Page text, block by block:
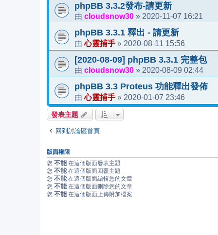
phpBB 3.3.2發布-請更新
由 cloudsnow30 » 2020-11-07 16:21
phpBB 3.3.1 釋出 - 請更新
由心靈捕手 » 2020-08-11 15:56
[2020-08-09] phpBB 3.3.1 完整包
由 cloudsnow30 » 2020-08-09 02:44
phpBB 3.3 Proteus 功能釋出發佈
由心靈捕手 » 2020-01-07 23:46
發表主題
回到討論區首頁
版面權限
您 不能 在這個版面發表主題
您 不能 在這個版面回覆主題
您 不能 在這個版面編輯您的文章
您 不能 在這個版面刪除您的文章
您 不能 在這個版面上傳附加檔案